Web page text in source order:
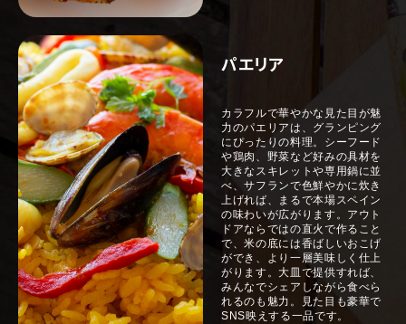
パエリア
カラフルで華やかな見た目が魅
力のパエリアは、グランピング
にぴったりの料理。シーフード
や鶏肉、野菜など好みの具材を
大きなスキレットや専用鍋に並
べ、サフランで色鮮やかに炊き
上げれば、まるで本場スペイン
の味わいが広がります。アウト
ドアならではの直火で作ること
で、米の底には香ばしいおこげ
ができ、より一層美味しく仕上
がります。大皿で提供すれば、
みんなでシェアしながら食べら
れるのも魅力。見た目も豪華で
SNS映えする一品です。